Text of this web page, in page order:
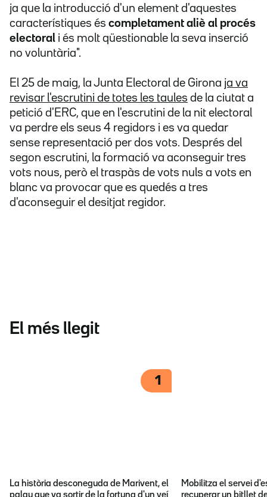
ja que la introducció d'un element d'aquestes
característiques és completament aliè al procés
electoral i és molt qüestionable la seva inserció
no voluntària".
El 25 de maig, la Junta Electoral de Girona ja va
revisar l'escrutini de totes les taules de la ciutat a
petició d'ERC, que en l'escrutini de la nit electoral
va perdre els seus 4 regidors i es va quedar
sense representació per dos vots. Després del
segon escrutini, la formació va aconseguir tres
vots nous, però el traspàs de vots nuls a vots en
blanc va provocar que es quedés a tres
d'aconseguir el desitjat regidor.
El més llegit
1
La història desconeguda de Marivent, el
palau que va sortir de la fortuna d'un veí
Mobilitza el servei
recuperar un bitllet